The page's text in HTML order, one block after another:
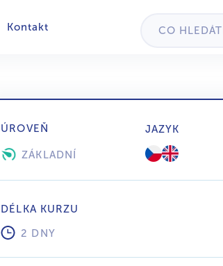
Kontakt
ÚROVEŇ
ZÁKLADNÍ
JAZYK
DÉLKA KURZU
2 DNY